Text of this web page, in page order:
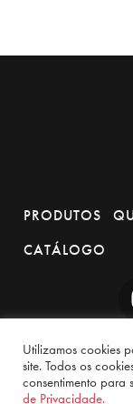
PRODUTOS
CATÁLOGO
Utilizamos cookies
site. Todos os
consentimento para
de Privacidade.